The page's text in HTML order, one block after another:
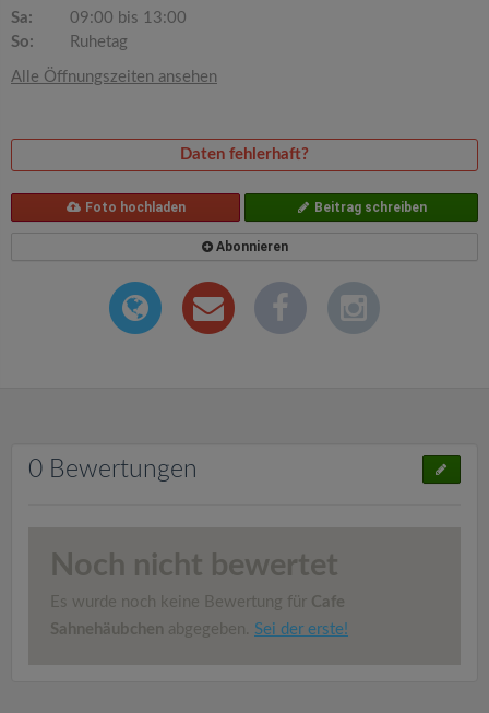
Sa:
09:00 bis 13:00
So:
Ruhetag
Alle Öffnungszeiten ansehen
Daten fehlerhaft?
Foto hochladen Beitrag schreiben
Abonnieren
0 Bewertungen
Noch nicht bewertet
Es wurde noch keine Bewertung für Cafe
Sahnehäubchen abgegeben. Sei der erste!
o